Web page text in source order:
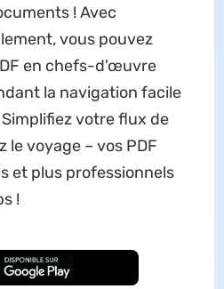
! Avec
vous pouvez
en chefs-d'œuvre
la navigation facile
votre flux de
le voyage – vos PDF
et plus professionnels
!